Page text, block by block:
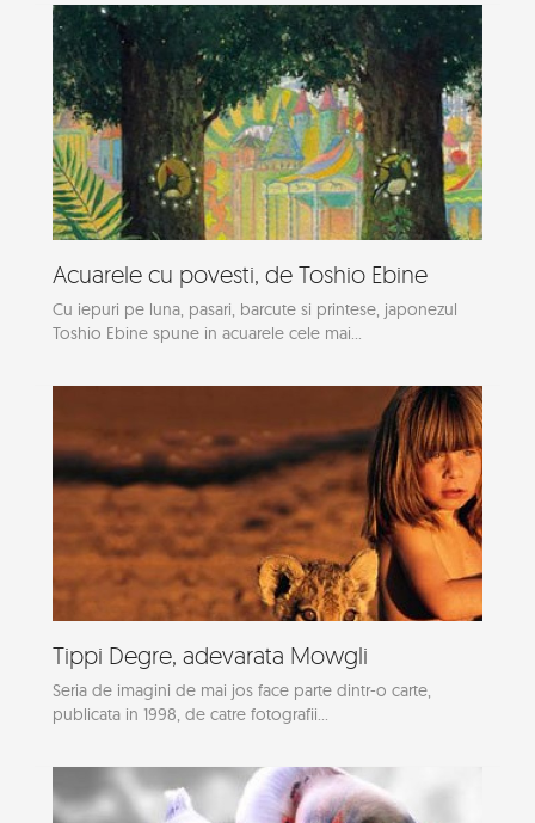
Acuarele cu povesti, de Toshio Ebine
Cu iepuri pe luna, pasari, barcute si printese, japonezul
Toshio Ebine spune in acuarele cele mai...
Tippi Degre, adevarata Mowgli
Seria de imagini de mai jos face parte dintr-o carte,
publicata in 1998, de catre fotografii...